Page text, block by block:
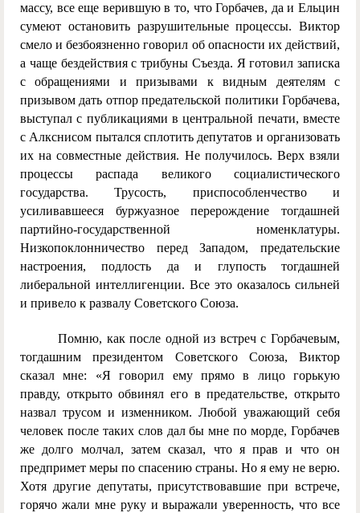
массу, все еще верившую в то, что Горбачев, да и Ельцин
сумеют остановить разрушительные процессы. Виктор
смело и безбоязненно говорил об опасности их действий,
а чаще бездействия с трибуны Съезда. Я готовил записка
с обращениями и призывами к видным деятелям с
призывом дать отпор предательской политики Горбачева,
выступал с публикациями в центральной печати, вместе
с Алкснисом пытался сплотить депутатов и организовать
их на совместные действия. Не получилось. Верх взяли
процессы распада великого социалистического
государства. Трусость, приспособленчество и
усиливавшееся буржуазное перерождение тогдашней
партийно-государственной номенклатуры.
Низкопоклонничество перед Западом, предательские
настроения, подлость да и глупость тогдашней
либеральной интеллигенции. Все это оказалось сильней
и привело к развалу Советского Союза.
Помню, как после одной из встреч с Горбачевым,
тогдашним президентом Советского Союза, Виктор
сказал мне: «Я говорил ему прямо в лицо горькую
правду, открыто обвинял его в предательстве, открыто
назвал трусом и изменником. Любой уважающий себя
человек после таких слов дал бы мне по морде, Горбачев
же долго молчал, затем сказал, что я прав и что он
предпримет меры по спасению страны. Но я ему не верю.
Хотя другие депутаты, присутствовавшие при встрече,
горячо жали мне руку и выражали уверенность, что все